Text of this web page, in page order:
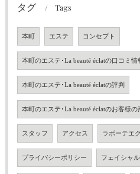
タグ Tags
本町 エステ コンセプト
本町のエステ･La beauté éclatの口コミ情
本町のエステ･La beauté éclatの評判
本町のエステ･La beauté éclatのお客様の
スタッフ アクセス ラボーテエ
プライバシーポリシー フェイシャル